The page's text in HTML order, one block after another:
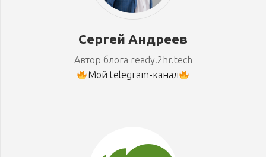
Сергей Андреев
Автор блога ready.2hr.tech
Мой telegram-канал